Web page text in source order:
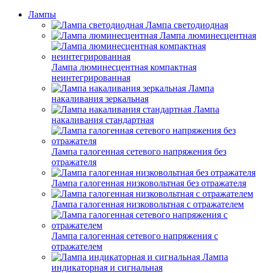
Лампы
Лампа светодиодная
Лампа люминесцентная
Лампа люминесцентная компактная
неинтегрированная
Лампа
накаливания зеркальная
Лампа
накаливания стандартная
Лампа галогенная сетевого напряжения без
отражателя
Лампа галогенная низковольтная без отражателя
Лампа галогенная низковольтная с отражателем
Лампа галогенная сетевого напряжения с
отражателем
Лампа
индикаторная и сигнальная